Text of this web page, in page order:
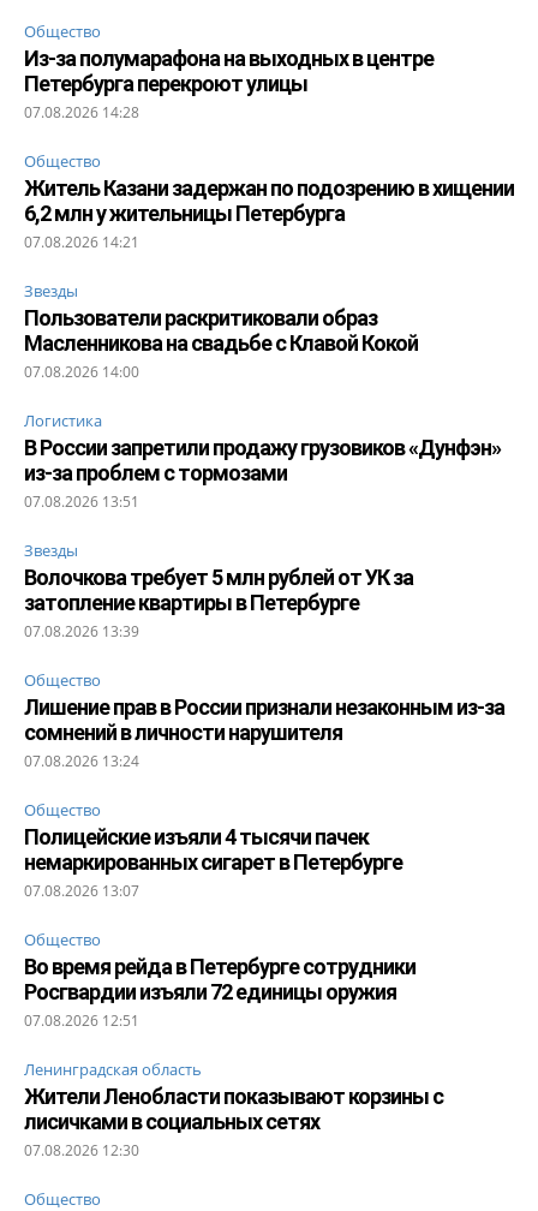
Общество
Из-за полумарафона на выходных в центре
Петербурга перекроют улицы
07.08.2026 14:28
Общество
Житель Казани задержан по подозрению в хищении
6,2 млн у жительницы Петербурга
07.08.2026 14:21
Звезды
Пользователи раскритиковали образ
Масленникова на свадьбе с Клавой Кокой
07.08.2026 14:00
Логистика
В России запретили продажу грузовиков «Дунфэн»
из-за проблем с тормозами
07.08.2026 13:51
Звезды
Волочкова требует 5 млн рублей от УК за
затопление квартиры в Петербурге
07.08.2026 13:39
Общество
Лишение прав в России признали незаконным из-за
сомнений в личности нарушителя
07.08.2026 13:24
Общество
Полицейские изъяли 4 тысячи пачек
немаркированных сигарет в Петербурге
07.08.2026 13:07
Общество
Во время рейда в Петербурге сотрудники
Росгвардии изъяли 72 единицы оружия
07.08.2026 12:51
Ленинградская область
Жители Ленобласти показывают корзины с
лисичками в социальных сетях
07.08.2026 12:30
Общество